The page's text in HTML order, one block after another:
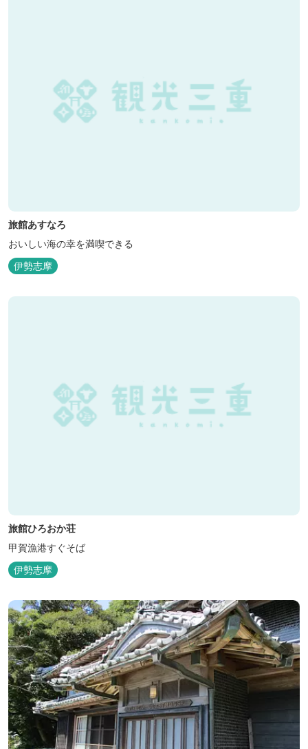
旅館あすなろ
おいしい海の幸を満喫できる
伊勢志摩
旅館ひろおか荘
甲賀漁港すぐそば
伊勢志摩